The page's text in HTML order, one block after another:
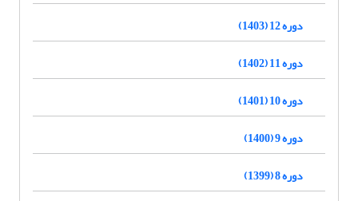
دوره 12 (1403)
دوره 11 (1402)
دوره 10 (1401)
دوره 9 (1400)
دوره 8 (1399)